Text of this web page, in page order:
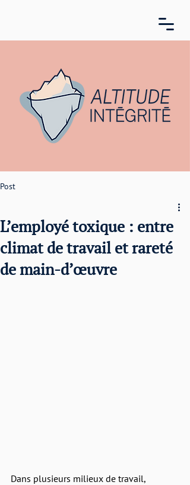
Post
L’employé toxique : entre
climat de travail et rareté
de main-d’œuvre
Dans plusieurs milieux de travail,